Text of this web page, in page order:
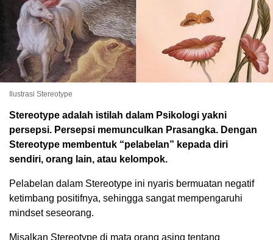
Ilustrasi Stereotype
Stereotype adalah istilah dalam Psikologi yakni
persepsi. Persepsi memunculkan Prasangka. Dengan
Stereotype membentuk “pelabelan” kepada diri
sendiri, orang lain, atau kelompok.
Pelabelan dalam Stereotype ini nyaris bermuatan negatif
ketimbang positifnya, sehingga sangat mempengaruhi
mindset seseorang.
Misalkan Stereotype di mata orang asing tentang